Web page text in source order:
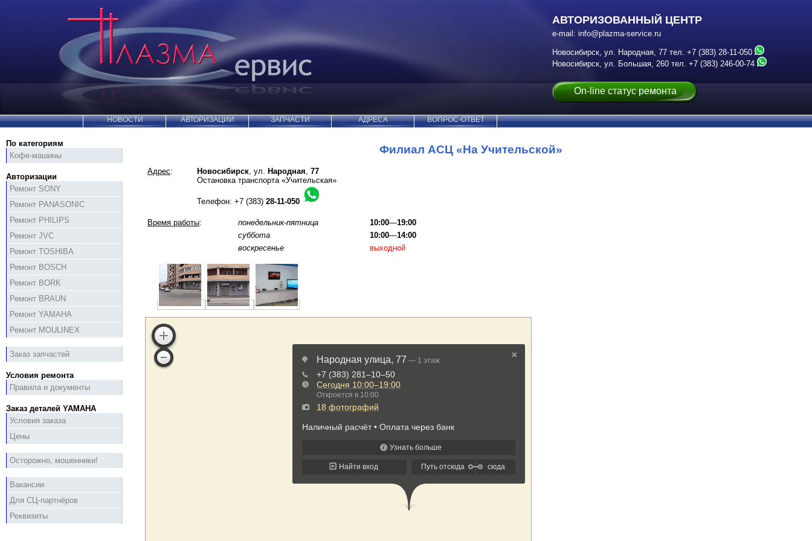
On-line статус ремонта
АВТОРИЗОВАННЫЙ ЦЕНТР
e-mail: info@plazma-service.ru
Новосибирск, ул. Народная, 77 тел. +7 (383) 28-11-050
Новосибирск, ул. Большая, 260 тел. +7 (383) 246-00-74
НОВОСТИ АВТОРИЗАЦИИ ЗАПЧАСТИ АДРЕСА ВОПРОС-ОТВЕТ
По категориям
Кофе-машины
Авторизации
Ремонт SONY
Ремонт PANASONIC
Ремонт PHILIPS
Ремонт JVC
Ремонт TOSHIBA
Ремонт BOSCH
Ремонт BORK
Ремонт BRAUN
Ремонт YAMAHA
Ремонт MOULINEX
Заказ запчастей
Условия ремонта
Правила и документы
Заказ деталей YAMAHA
Условия заказа
Цены
Осторожно, мошенники!
Вакансии
Для СЦ-партнёров
Реквизиты
Филиал АСЦ «На Учительской»
Адрес: Новосибирск , ул. Народная 77
Остановка транспорта «Учительская»
Телефон: +7 (383) 28-11-050
Время работы: понедельник-пятница 10:00—19:00
суббота
10:00—14:00
воскресенье
выходной